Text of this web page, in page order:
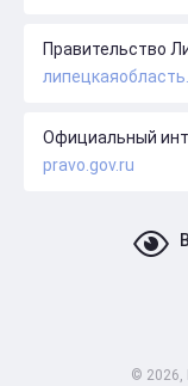
Правительство
Официальный
pravo.gov.ru
© 2026,